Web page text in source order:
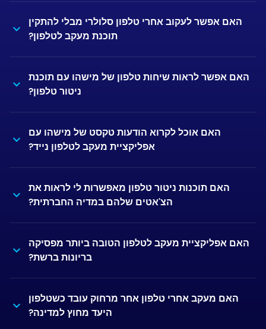
האם אפשר לעקוב אחרי טלפון סלולרי מבלי להתקין
תוכנת מעקב לטלפון?
האם אפשר לראות שיחות טלפון של מישהו עם תוכנת
ניטור טלפון?
האם אוכל לקרוא הודעות טקסט של מישהו עם
אפליקציית מעקב לטלפון נייד?
האם תוכנות ניטור טלפון מאפשרות לי לראות את
הצ'אטים שלהם במדיה החברתית?
האם אפליקציית מעקב לטלפון הטובה ביותר מפסיקה
בריונות ברשת?
האם מעקב אחרי טלפון אחר מרחוק עובד כשטלפון
היעד מחוץ למדינה?